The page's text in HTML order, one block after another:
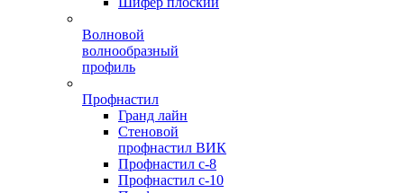
Волновой
волнообразный
профиль
Профнастил
Гранд лайн
Стеновой
профнастил ВИК
Профнастил с-8
Профнастил с-10